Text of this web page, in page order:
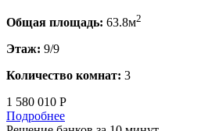
Общая площадь: 63.8м2
Этаж: 9/9
Количество комнат: 3
1 580 010 Р
Подробнее